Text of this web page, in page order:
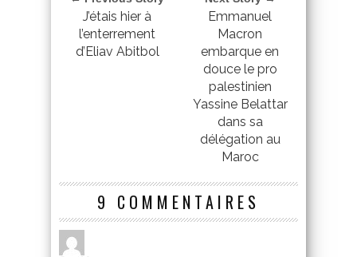
J’étais hier à
l’enterrement
d’Eliav Abitbol
Emmanuel
Macron
embarque en
douce le pro
palestinien
Yassine Belattar
dans sa
délégation au
Maroc
9 COMMENTAIRES